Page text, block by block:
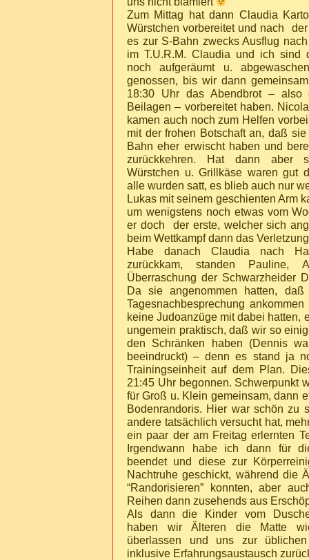
Zum Mittag hat dann Claudia
Würstchen vorbereitet und nach
es zur S-Bahn zwecks Ausflug
im T.U.R.M. Claudia und ich sind
noch aufgeräumt u.
genossen, bis wir dann
18:30 Uhr das Abendbrot –
Beilagen – vorbereitet haben.
kamen auch noch zum Helfen
mit der frohen Botschaft an, daß
Bahn eher erwischt haben und
zurückkehren. Hat dann aber
Würstchen u. Grillkäse waren gut
alle wurden satt, es blieb auch nur
Lukas mit seinem geschienten Arm
um wenigstens noch etwas vom
er doch der erste, welcher sich
beim Wettkampf dann das
Habe danach Claudia nach
zurückkam, standen
Überraschung der Schwarzheider
Da sie angenommen hatten,
Tagesnachbesprechung
keine Judoanzüge mit dabei hatten,
ungemein praktisch, daß wir so
den Schränken haben (Dennis
beeindruckt) – denn es stand ja
Trainingseinheit auf dem Plan.
21:45 Uhr begonnen. Schwerpunkt
für Groß u. Klein gemeinsam, dann
Bodenrandoris. Hier war schön zu
andere tatsächlich versucht hat,
ein paar der am Freitag erlernten
Irgendwann habe ich dann für
beendet und diese zur
Nachtruhe geschickt, während die
“Randorisieren” konnten, aber
Reihen dann zusehends aus
Als dann die Kinder vom
haben wir Älteren die Matte
überlassen und uns zur üblichen
inklusive Erfahrungsaustausch